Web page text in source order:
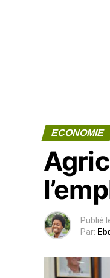
ECONOMIE
Publié
Par: